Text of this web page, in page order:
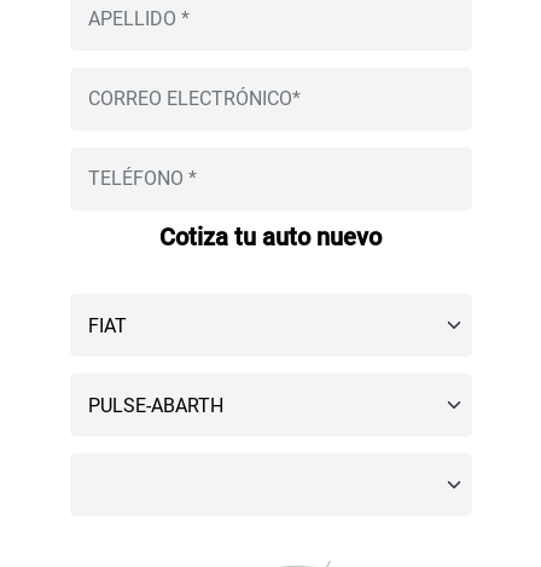
Cotiza tu auto nuevo